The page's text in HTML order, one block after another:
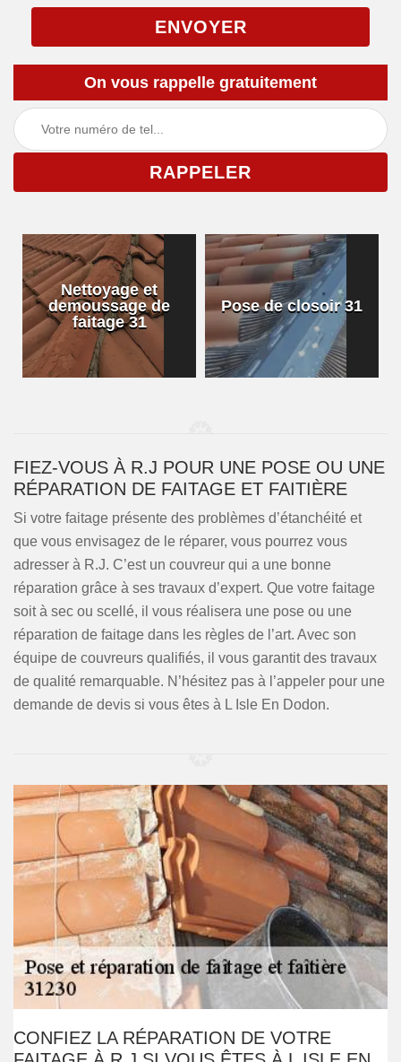
On vous rappelle gratuitement
Nettoyage et
demoussage de
faitage 31
Pose de closoir 31
FIEZ-VOUS À R.J POUR UNE POSE OU UNE
RÉPARATION DE FAITAGE ET FAITIÈRE
Si votre faitage présente des problèmes d’étanchéité et
que vous envisagez de le réparer, vous pourrez vous
adresser à R.J. C’est un couvreur qui a une bonne
réparation grâce à ses travaux d’expert. Que votre faitage
soit à sec ou scellé, il vous réalisera une pose ou une
réparation de faitage dans les règles de l’art. Avec son
équipe de couvreurs qualifiés, il vous garantit des travaux
de qualité remarquable. N’hésitez pas à l’appeler pour une
demande de devis si vous êtes à L Isle En Dodon.
CONFIEZ LA RÉPARATION DE VOTRE